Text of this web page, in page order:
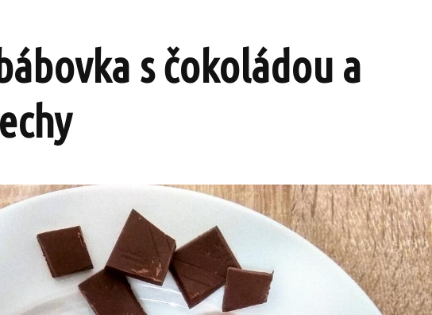
s čokoládou a